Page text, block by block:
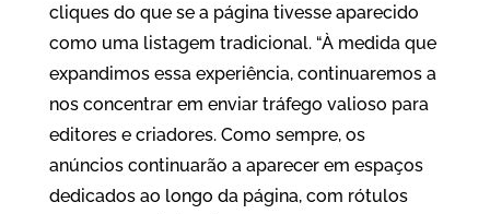
cliques do que se a página tivesse aparecido
como uma listagem tradicional. “À medida que
expandimos essa experiência, continuaremos a
nos concentrar em enviar tráfego valioso para
editores e criadores. Como sempre, os
anúncios continuarão a aparecer em espaços
dedicados ao longo da página, com rótulos